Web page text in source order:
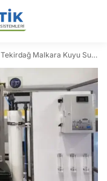
Tekirdağ Malkara Kuyu Suyu Arıtma